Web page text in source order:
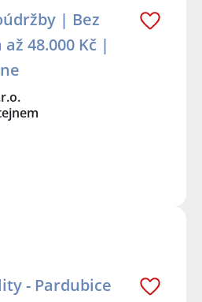
| Bez
48.000 Kč |
- Pardubice